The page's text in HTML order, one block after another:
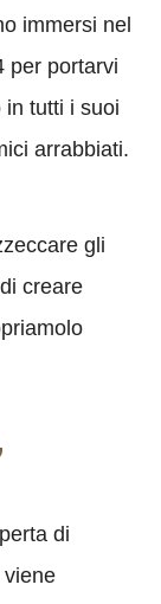
immersi nel
per portarvi
in tutti i suoi
arrabbiati.
gli
creare
di
viene